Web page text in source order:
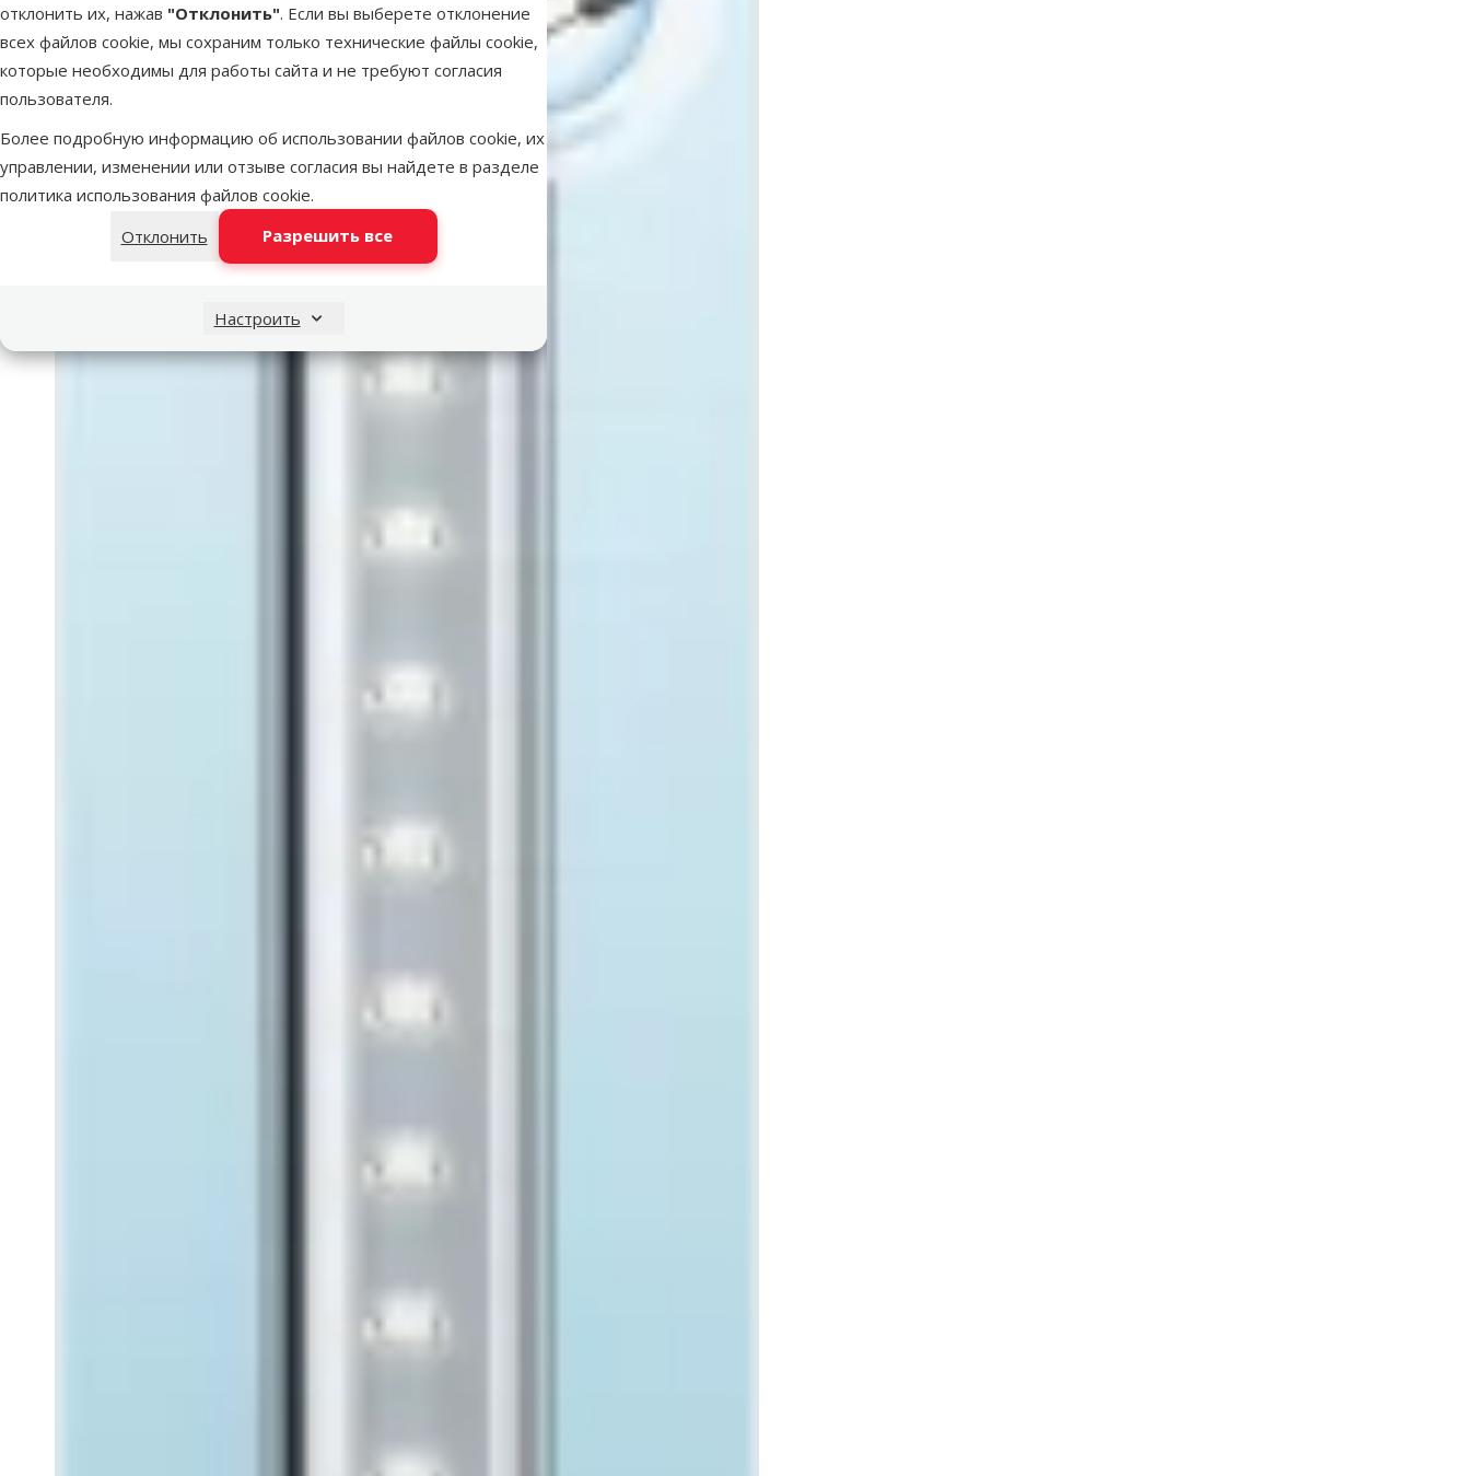
отклонить их, нажав "Отклонить". Если вы выберете отклонение
всех файлов cookie, мы сохраним только технические файлы cookie,
которые необходимы для работы сайта и не требуют согласия
пользователя.
Более подробную информацию об использовании файлов cookie, их
управлении, изменении или отзыве согласия вы найдете в разделе
политика использования файлов cookie.
Отклонить
Разрешить все
Настроить